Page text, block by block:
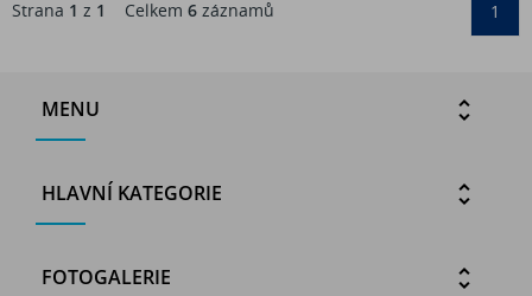
Strana 1 z 1 Celkem 6 záznamů 1
MENU
HLAVNÍ KATEGORIE
FOTOGALERIE